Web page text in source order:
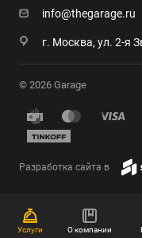
info@thegarage.ru
г. Москва, ул. 2-я
© 2026 Garage
Разработка сайта в
Услуги О компании